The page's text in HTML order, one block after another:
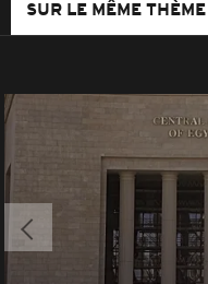
SUR LE MÊME THÈME